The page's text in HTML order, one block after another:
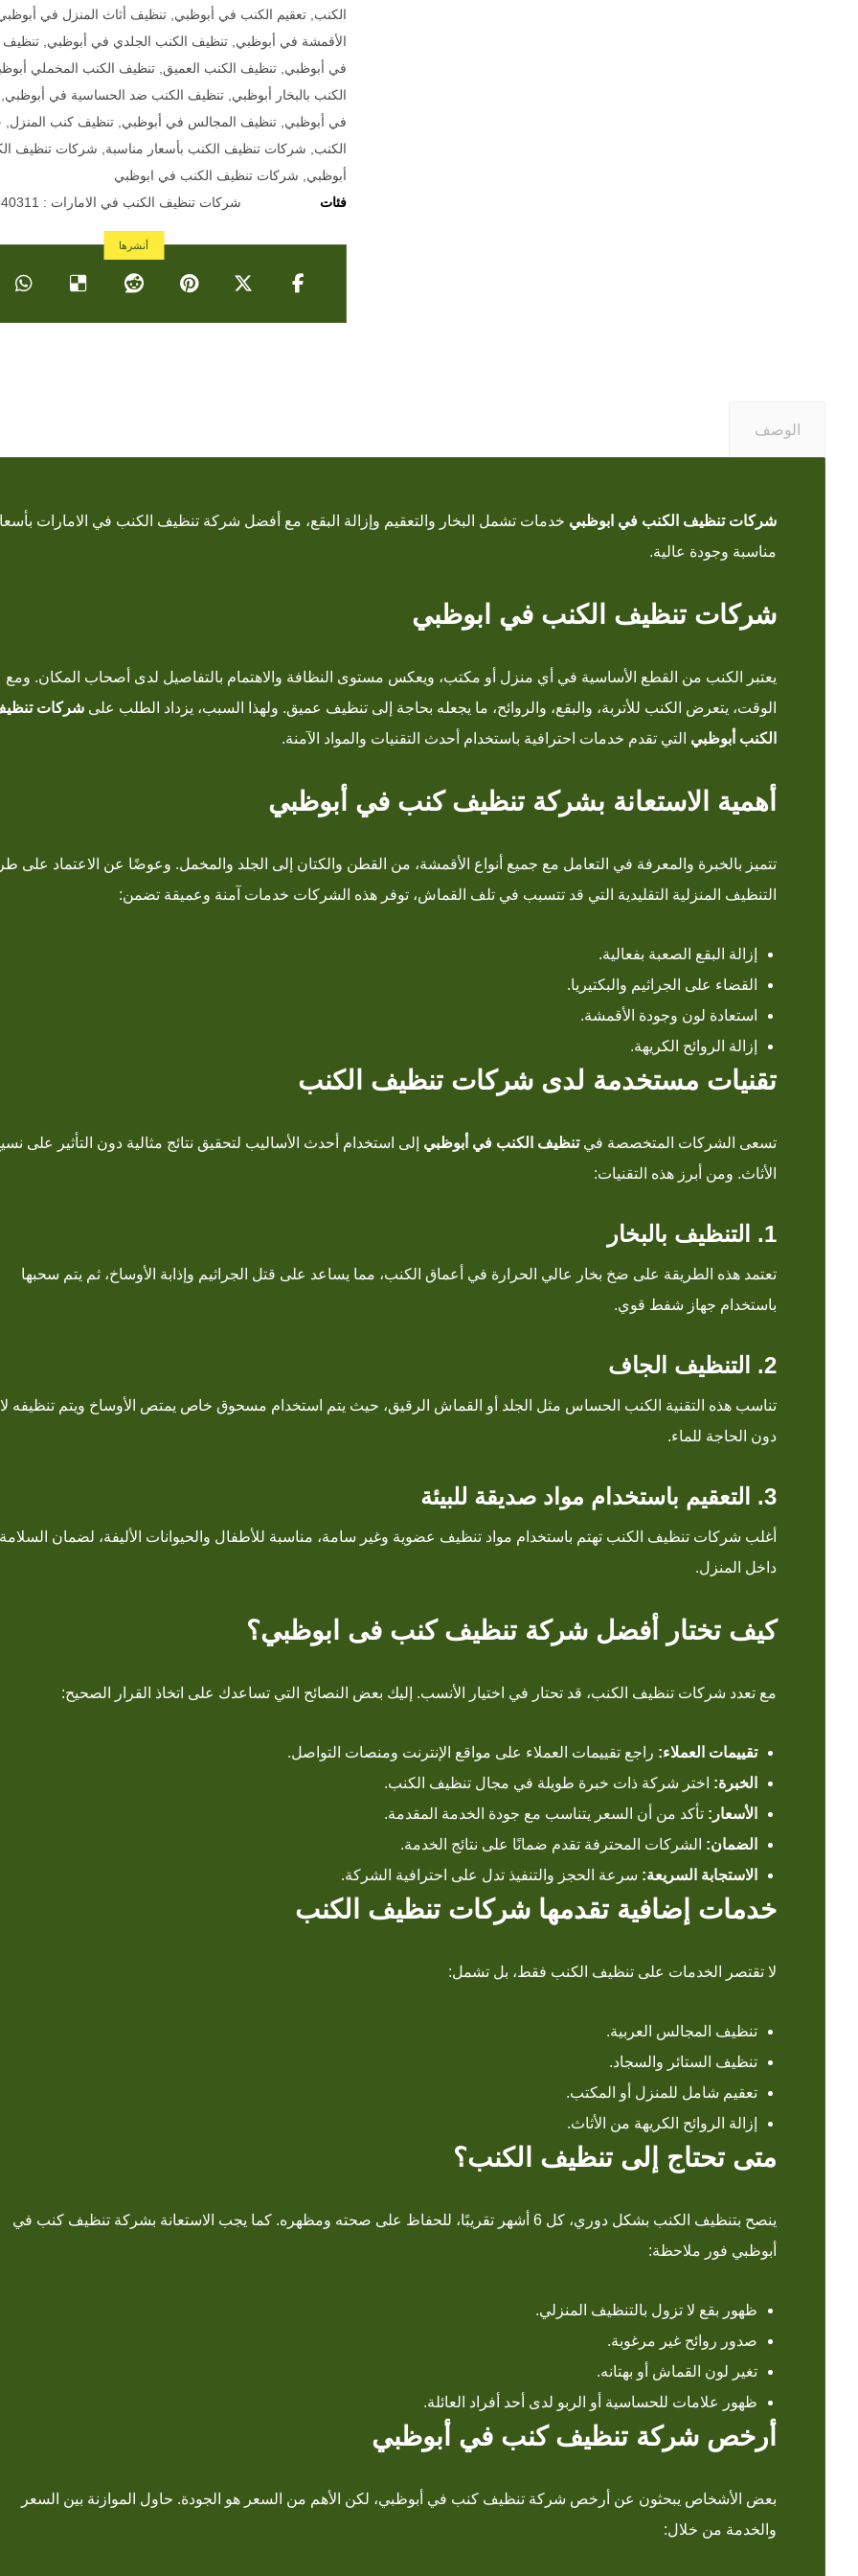
الكنب ,تعقيم الكنب في أبوظبي ,تنظيف أثاث المنزل في
الأقمشة في أبوظبي ,تنظيف الكنب الجلدي في أبوظبي ,تنظيف
في أبوظبي ,تنظيف الكنب العميق ,تنظيف الكنب المخملي
الكنب بالبخار أبوظبي ,تنظيف الكنب ضد الحساسية في أبوظبي
في أبوظبي ,تنظيف المجالس في أبوظبي ,تنظيف كنب المنزل
الكنب
شركات تنظيف الكنب بأسعار مناسبة
شركات تنظيف
أبوظبي
شركات تنظيف الكنب في ابوظبي
فئات
شركات تنظيف الكنب في الامارات : 0501640311
الوصف
شركات تنظيف الكنب في ابوظبي خدمات تشمل البخار والتعقيم وإزالة البقع، مع أفضل شركة تنظيف الكنب في الامارات
مناسبة وجودة عالية.
شركات تنظيف الكنب في ابوظبي
يعتبر الكنب من القطع الأساسية في أي منزل أو مكتب، ويعكس مستوى النظافة والاهتمام بالتفاصيل لدى أصحاب المكان. ومع
الوقت، يتعرض الكنب للأتربة، والبقع، والروائح، ما يجعله بحاجة إلى تنظيف عميق. ولهذا السبب، يزداد الطلب على شركات
الكنب أبوظبي التي تقدم خدمات احترافية باستخدام أحدث التقنيات والمواد الآمنة.
أهمية الاستعانة بشركة تنظيف كنب في أبوظبي
تتميز بالخبرة والمعرفة في التعامل مع جميع أنواع الأقمشة، من القطن والكتان إلى الجلد والمخمل. وعوضًا عن الاعتماد على
التنظيف المنزلية التقليدية التي قد تتسبب في تلف القماش، توفر هذه الشركات خدمات آمنة وعميقة تضمن:
إزالة البقع الصعبة بفعالية.
القضاء على الجراثيم والبكتيريا.
استعادة لون وجودة الأقمشة.
إزالة الروائح الكريهة.
تقنيات مستخدمة لدى شركات تنظيف الكنب
تسعى الشركات المتخصصة فيتنظيف الكنب في أبوظبي إلى استخدام أحدث الأساليب لتحقيق نتائج مثالية دون التأثير على
الأثاث. ومن أبرز هذه التقنيات:
1. التنظيف بالبخار
تعتمد هذه الطريقة على ضخ بخار عالي الحرارة في أعماق الكنب، مما يساعد على قتل الجراثيم وإذابة الأوساخ، ثم يتم سحبها
باستخدام جهاز شفط قوي.
2. التنظيف الجاف
تناسب هذه التقنية الكنب الحساس مثل الجلد أو القماش الرقيق، حيث يتم استخدام مسحوق خاص يمتص الأوساخ ويتم تنظيفه
دون الحاجة للماء.
3. التعقيم باستخدام مواد صديقة للبيئة
أغلب شركات تنظيف الكنب تهتم باستخدام مواد تنظيف عضوية وغير سامة، مناسبة للأطفال والحيوانات الأليفة، لضمان السلامة
داخل المنزل.
كيف تختار أفضل شركة تنظيف كنب فى ابوظبي؟
مع تعدد شركات تنظيف الكنب، قد تحتار في اختيار الأنسب. إليك بعض النصائح التي تساعدك على اتخاذ القرار الصحيح:
تقييمات العملاء: راجع تقييمات العملاء على مواقع الإنترنت ومنصات التواصل.
الخبرة: اختر شركة ذات خبرة طويلة في مجال تنظيف الكنب.
الأسعار: تأكد من أن السعر يتناسب مع جودة الخدمة المقدمة.
الضمان: الشركات المحترفة تقدم ضمانًا على نتائج الخدمة.
الاستجابة السريعة: سرعة الحجز والتنفيذ تدل على احترافية الشركة.
خدمات إضافية تقدمها شركات تنظيف الكنب
لا تقتصر الخدمات على تنظيف الكنب فقط، بل تشمل:
تنظيف المجالس العربية.
تنظيف الستائر والسجاد.
تعقيم شامل للمنزل أو المكتب.
إزالة الروائح الكريهة من الأثاث.
متى تحتاج إلى تنظيف الكنب؟
ينصح بتنظيف الكنب بشكل دوري، كل 6 أشهر تقريبًا، للحفاظ على صحته ومظهره. كما يجب الاستعانة بشركة تنظيف كنب في
أبوظبي فور ملاحظة:
ظهور بقع لا تزول بالتنظيف المنزلي.
صدور روائح غير مرغوبة.
تغير لون القماش أو بهتانه.
ظهور علامات للحساسية أو الربو لدى أحد أفراد العائلة.
أرخص شركة تنظيف كنب في أبوظبي
بعض الأشخاص يبحثون عن أرخص شركة تنظيف كنب في أبوظبي، لكن الأهم من السعر هو الجودة. حاول الموازنة بين السعر
والخدمة من خلال: